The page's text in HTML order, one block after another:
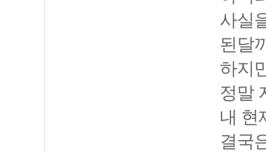
사실
된달
하지
정말
내 현
결국